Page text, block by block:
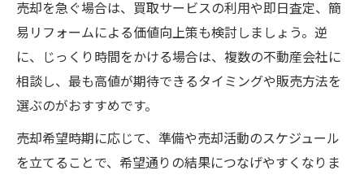
売却を急ぐ場合は、買取サービスの利用や即日査定、簡
易リフォームによる価値向上策も検討しましょう。逆
に、じっくり時間をかける場合は、複数の不動産会社に
相談し、最も高値が期待できるタイミングや販売方法を
選ぶのがおすすめです。
売却希望時期に応じて、準備や売却活動のスケジュール
を立てることで、希望通りの結果につなげやすくなりま